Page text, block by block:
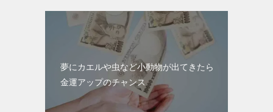
夢にカエルや虫など小動物が出てきたら
金運アップのチャンス